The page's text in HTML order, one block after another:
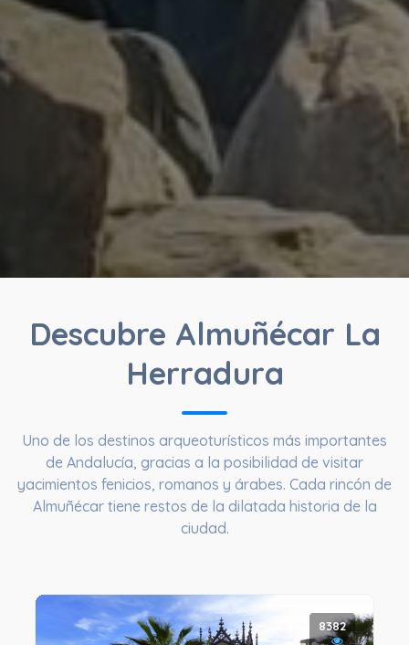
Descubre Almuñécar La
Herradura
Uno de los destinos arqueoturísticos más importantes
de Andalucía, gracias a la posibilidad de visitar
yacimientos fenicios, romanos y árabes. Cada rincón de
Almuñécar tiene restos de la dilatada historia de la
ciudad.
8382